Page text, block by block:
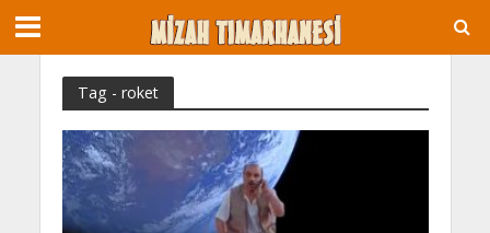
Tag - roket